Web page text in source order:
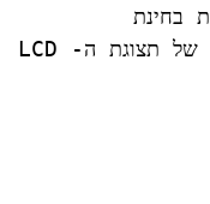
הפונקציונליות החדשה ואפשרויות התפריט של תצוגת ה-LCD